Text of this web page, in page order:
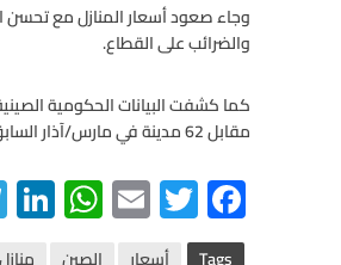
وجاء صعود أسعار المنازل مع تحسن
والضرائب على القطاع.
مقابل 62 مدينة في مارس/آذار السابق له.
F
ac
T
wi
E
m
W
h